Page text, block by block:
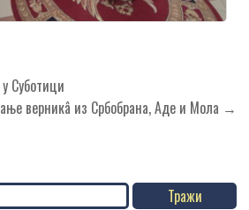
Суботици
верникâ из Србобрана, Аде и Мола →